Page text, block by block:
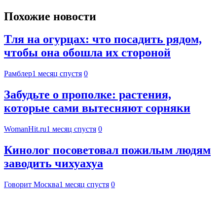
Похожие новости
Тля на огурцах: что посадить рядом,
чтобы она обошла их стороной
Рамблер1 месяц спустя 0
Забудьте о прополке: растения,
которые сами вытесняют сорняки
WomanHit.ru1 месяц спустя 0
Кинолог посоветовал пожилым людям
заводить чихуахуа
Говорит Москва1 месяц спустя 0